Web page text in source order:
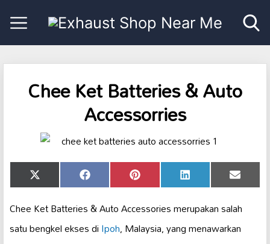
Chee Ket Batteries & Auto
Accessorries
Share
on
X
(Twitter)
Share
on
Facebook Share
on
Pinterest Share
on
LinkedIn Share
on
Email
Chee Ket Batteries & Auto Accessories merupakan salah
satu bengkel ekses diIpoh, Malaysia, yang menawarkan